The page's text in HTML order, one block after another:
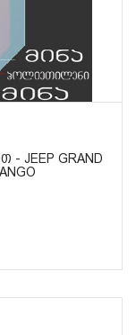
JEEP GRAND